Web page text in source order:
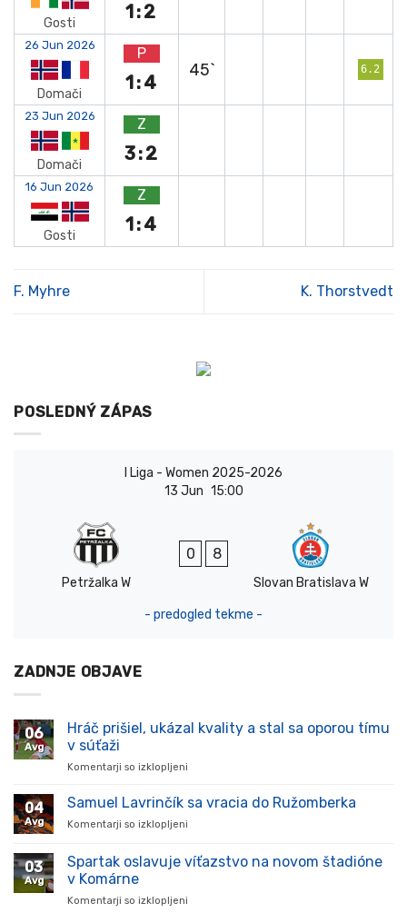
Gosti
1:2
26 Jun 2026
Domači
P
1:4
45` 6.2
23 Jun 2026
Domači
Z
3:2
16 Jun 2026
Gosti
Z
1:4
F. Myhre K. Thorstvedt
POSLEDNÝ ZÁPAS
I Liga - Women 2025-2026
13 Jun 15:00
Petržalka W
0 8
Slovan Bratislava W
- predogled tekme -
ZADNJE OBJAVE
06
Avg
Hráč prišiel, ukázal kvality a stal sa oporou tímu
v súťaži
Komentarji so izklopljeni
prišiel,
stal
04
Avg
Samuel Lavrinčík sa vracia do Ružomberka
Komentarji so izklopljeni
Lavrinčík
sa
03
Avg
Spartak oslavuje víťazstvo na novom štadióne
v Komárne
Komentarji so izklopljeni